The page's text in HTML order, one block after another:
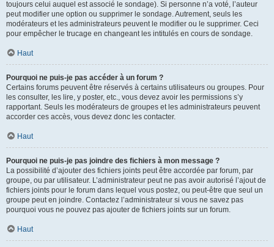
toujours celui auquel est associé le sondage). Si personne n’a voté, l’auteur
peut modifier une option ou supprimer le sondage. Autrement, seuls les
modérateurs et les administrateurs peuvent le modifier ou le supprimer. Ceci
pour empêcher le trucage en changeant les intitulés en cours de sondage.
Haut
Pourquoi ne puis-je pas accéder à un forum ?
Certains forums peuvent être réservés à certains utilisateurs ou groupes. Pour
les consulter, les lire, y poster, etc., vous devez avoir les permissions s’y
rapportant. Seuls les modérateurs de groupes et les administrateurs peuvent
accorder ces accès, vous devez donc les contacter.
Haut
Pourquoi ne puis-je pas joindre des fichiers à mon message ?
La possibilité d’ajouter des fichiers joints peut être accordée par forum, par
groupe, ou par utilisateur. L’administrateur peut ne pas avoir autorisé l’ajout de
fichiers joints pour le forum dans lequel vous postez, ou peut-être que seul un
groupe peut en joindre. Contactez l’administrateur si vous ne savez pas
pourquoi vous ne pouvez pas ajouter de fichiers joints sur un forum.
Haut